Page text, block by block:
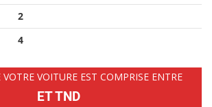
2
4
VOITURE EST COMPRISE ENTRE
ET TND